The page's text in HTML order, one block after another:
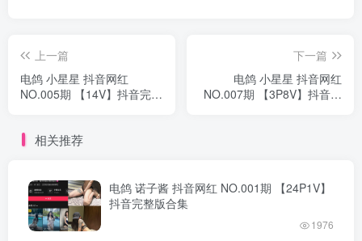
上一篇
电鸽 小星星 抖音网红
NO.005期 【14V】抖音完整
下一篇
电鸽 小星星 抖音网红
NO.007期 【3P8V】抖音完
相关推荐
电鸽 诺子酱 抖音网红 NO.001期 【24P1V】
抖音完整版合集
1976